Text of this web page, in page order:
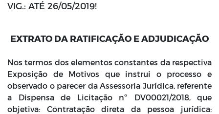
VIG.: ATÉ 26/05/2019!
EXTRATO DA RATIFICAÇÃO E ADJUDICAÇÃO
Nos termos dos elementos constantes da respectiva
Exposição de Motivos que instrui o processo e
observado o parecer da Assessoria Jurídica, referente
a Dispensa de Licitação nº DV00021/2018, que
objetiva: Contratação direta da pessoa jurídica: